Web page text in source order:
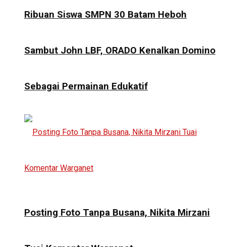
Ribuan Siswa SMPN 30 Batam Heboh
Sambut John LBF, ORADO Kenalkan Domino
Sebagai Permainan Edukatif
Posting Foto Tanpa Busana, Nikita Mirzani